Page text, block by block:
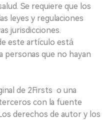
Se requiere que los
leyes y regulaciones
jurisdicciones.
este artículo está
que no hayan
de 2Firsts o una
con la fuente
derechos de autor y los